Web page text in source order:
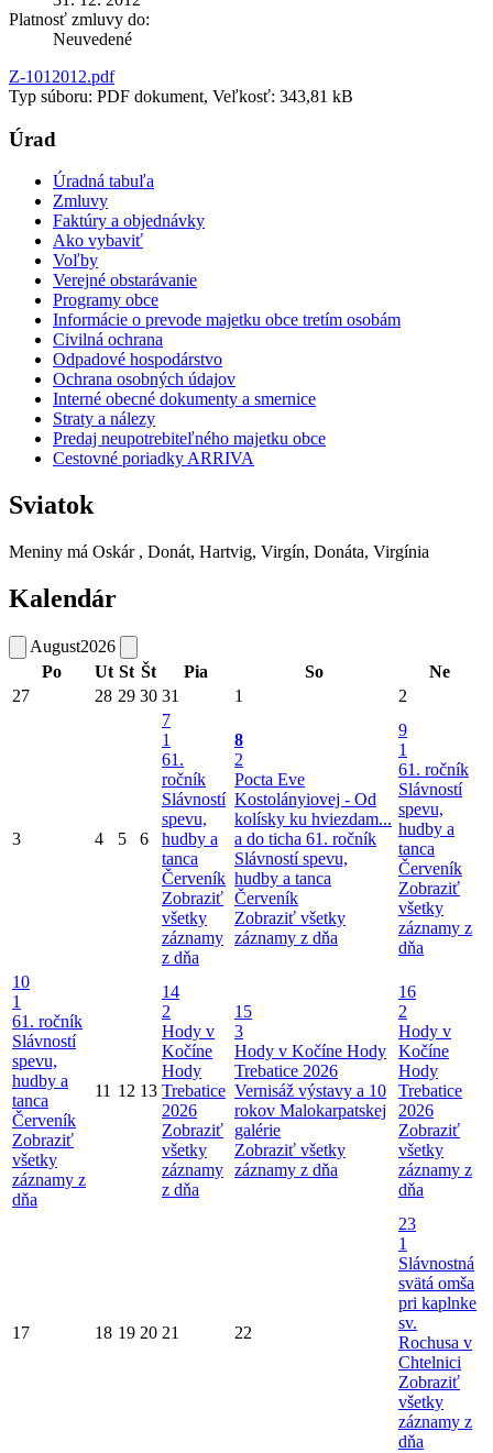
Platnosť zmluvy do:
Neuvedené
Z-1012012.pdf
Typ súboru: PDF dokument, Veľkosť: 343,81 kB
Úrad
Úradná tabuľa
Zmluvy
Faktúry a objednávky
Ako vybaviť
Voľby
Verejné obstarávanie
Programy obce
Informácie o prevode majetku obce tretím osobám
Civilná ochrana
Odpadové hospodárstvo
Ochrana osobných údajov
Interné obecné dokumenty a smernice
Straty a nálezy
Predaj neupotrebiteľného majetku obce
Cestovné poriadky ARRIVA
Sviatok
Meniny má Oskár , Donát, Hartvig, Virgín, Donáta, Virgínia
Kalendár
August2026
Po
Ut St Št Pia So
Ne
27
28 29 30 31 1 2
3 4 5 6
7
1
61.
ročník
Slávností
spevu,
hudby a
tanca
Červeník
Zobraziť
všetky
záznamy
z dňa
8
2
Pocta Eve
Kostolányiovej - Od
kolísky ku hviezdam...
a do ticha 61. ročník
Slávností spevu,
hudby a tanca
Červeník
Zobraziť všetky
záznamy z dňa
9
1
61. ročník
Slávností
spevu,
hudby a
tanca
Červeník
Zobraziť
všetky
záznamy z
dňa
10
1
61. ročník
Slávností
spevu,
hudby a
tanca
Červeník
Zobraziť
všetky
záznamy z
dňa
11 12 13
14
2
Hody v
Kočíne
Hody
Trebatice
2026
Zobraziť
všetky
záznamy
z dňa
15
3
Hody v Kočíne Hody
Trebatice 2026
Vernisáž výstavy a 10
rokov Malokarpatskej
galérie
Zobraziť všetky
záznamy z dňa
16
2
Hody v
Kočíne
Hody
Trebatice
2026
Zobraziť
všetky
záznamy z
dňa
17 18 19 20 21 22
23
1
Slávnostná
svätá omša
pri kaplnke
sv.
Rochusa v
Chtelnici
Zobraziť
všetky
záznamy z
dňa